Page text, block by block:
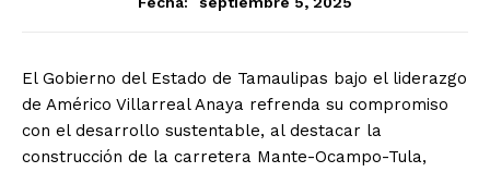
El Gobierno del Estado de Tamaulipas bajo el liderazgo
de Américo Villarreal Anaya refrenda su compromiso
con el desarrollo sustentable, al destacar la
construcción de la carretera Mante-Ocampo-Tula,